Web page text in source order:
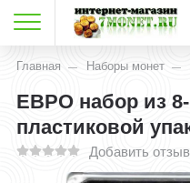
Главная Наборы монет
ЕВРО набор из
пластиковой
Добавить отзыв